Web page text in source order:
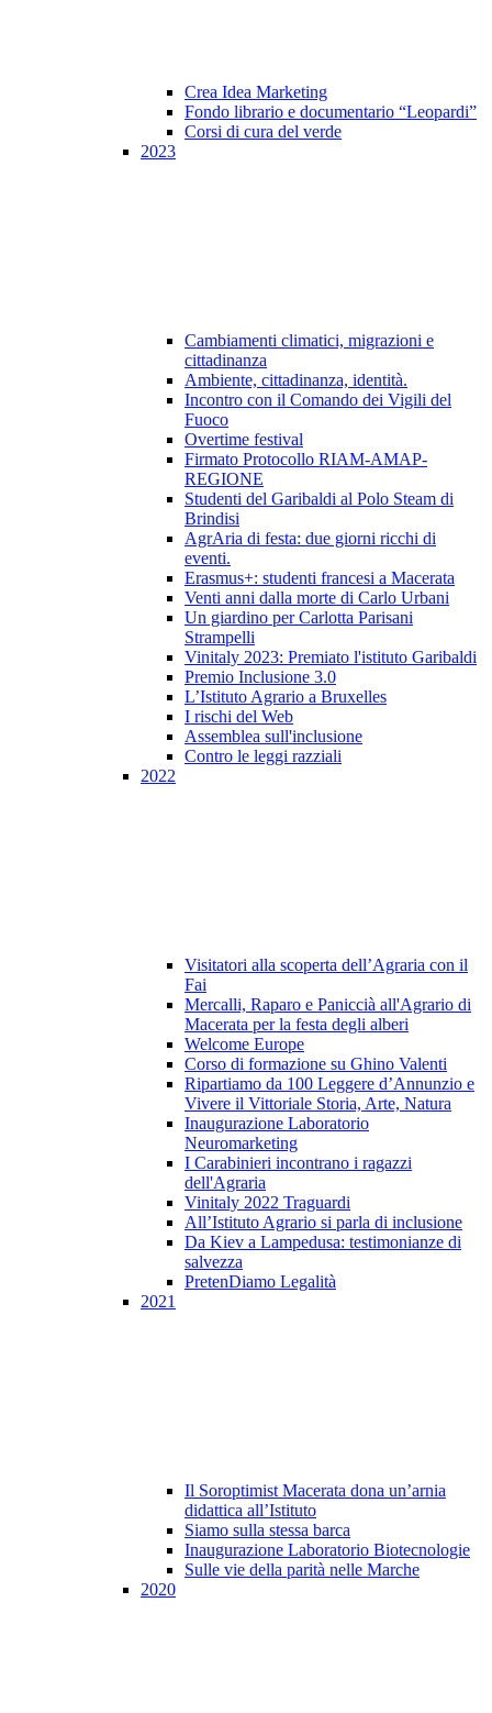
Crea Idea Marketing
Fondo librario e documentario “Leopardi”
Corsi di cura del verde
2023
Cambiamenti climatici, migrazioni e
cittadinanza
Ambiente, cittadinanza, identità.
Incontro con il Comando dei Vigili del
Fuoco
Overtime festival
Firmato Protocollo RIAM-AMAP-
REGIONE
Studenti del Garibaldi al Polo Steam di
Brindisi
AgrAria di festa: due giorni ricchi di
eventi.
Erasmus+: studenti francesi a Macerata
Venti anni dalla morte di Carlo Urbani
Un giardino per Carlotta Parisani
Strampelli
Vinitaly 2023: Premiato l'istituto Garibaldi
Premio Inclusione 3.0
L’Istituto Agrario a Bruxelles
I rischi del Web
Assemblea sull'inclusione
Contro le leggi razziali
2022
Visitatori alla scoperta dell’Agraria con il
Fai
Mercalli, Raparo e Paniccià all'Agrario di
Macerata per la festa degli alberi
Welcome Europe
Corso di formazione su Ghino Valenti
Ripartiamo da 100 Leggere d’Annunzio e
Vivere il Vittoriale Storia, Arte, Natura
Inaugurazione Laboratorio
Neuromarketing
I Carabinieri incontrano i ragazzi
dell'Agraria
Vinitaly 2022 Traguardi
All’Istituto Agrario si parla di inclusione
Da Kiev a Lampedusa: testimonianze di
salvezza
PretenDiamo Legalità
2021
Il Soroptimist Macerata dona un’arnia
didattica all’Istituto
Siamo sulla stessa barca
Inaugurazione Laboratorio Biotecnologie
Sulle vie della parità nelle Marche
2020